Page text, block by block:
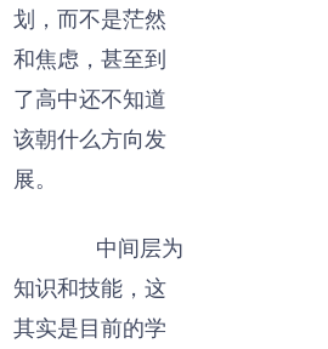
划，而不是茫然
和焦虑，甚至到
了高中还不知道
该朝什么方向发
展。
中间层为
知识和技能，这
其实是目前的学